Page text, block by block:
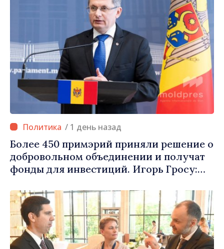
/ 1 день назад
Более 450 примэрий приняли решение о
добровольном объединении и получат
фонды для инвестиций. Игорь Гросу:
населённым пунктам шанс
развиваться»